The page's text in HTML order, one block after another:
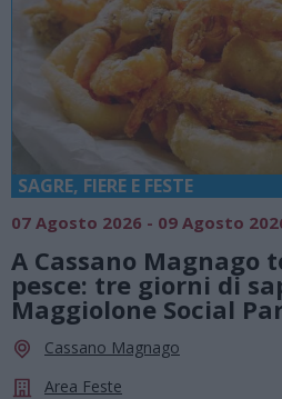
SAGRE, FIERE E FESTE
07 Agosto 2026 - 09 Agosto
A Cassano Magnago
pesce: tre giorni di
Maggiolone Social
Cassano Magnago
Area Feste